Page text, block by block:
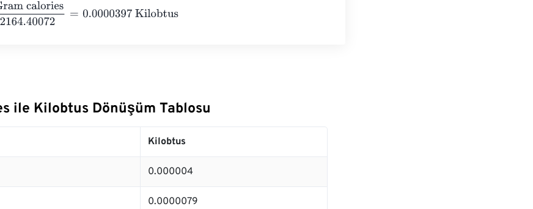
calories252164.40072=0.0000397 Kilobtus
ile Kilobtus Dönüşüm Tablosu
Kilobtus
0.000004
0.0000079